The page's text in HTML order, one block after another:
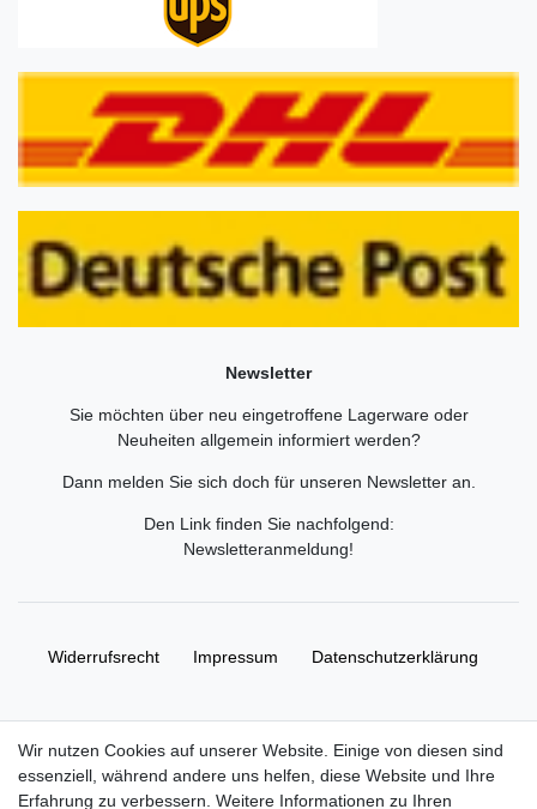
Newsletter
Sie möchten über neu eingetroffene Lagerware oder
Neuheiten allgemein informiert werden?
Dann melden Sie sich doch für unseren Newsletter an.
Den Link finden Sie nachfolgend:
Newsletteranmeldung!
Widerrufs­recht Impressum Daten­schutz­erklärung
© Copyright 2026 | Alle Rechte vorbehalten. HL-
Wir nutzen Cookies auf unserer Website. Einige von diesen sind
essenziell, während andere uns helfen, diese Website und Ihre
Erfahrung zu verbessern. Weitere Informationen zu Ihren